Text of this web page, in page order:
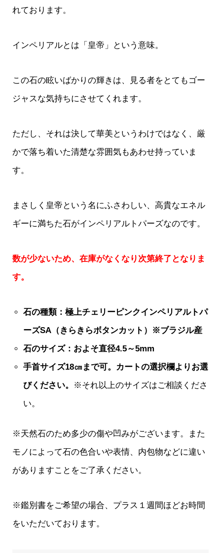
れております。
インペリアルとは「皇帝」という意味。
この石の眩いばかりの輝きは、見る者をとてもゴー
ジャスな気持ちにさせてくれます。
ただし、それは決して華美というわけではなく、厳
かで落ち着いた清楚な雰囲気もあわせ持っていま
す。
まさしく皇帝という名にふさわしい、高貴なエネル
ギーに満ちた石がインペリアルトパーズなのです。
数が少ないため、在庫がなくなり次第終了となりま
す。
石の種類：極上チェリーピンクインペリアルトパ
ーズSA（きらきらボタンカット）※ブラジル産
石のサイズ：およそ直径4.5～5mm
手首サイズ18㎝まで可。カートの選択欄よりお選
びください。
※それ以上のサイズはご相談くださ
い。
※天然石のため多少の傷や凹みがございます。また
モノによって石の色合いや表情、内包物などに違い
がありますことをご了承ください。
※鑑別書をご希望の場合、プラス１週間ほどお時間
をいただいております。